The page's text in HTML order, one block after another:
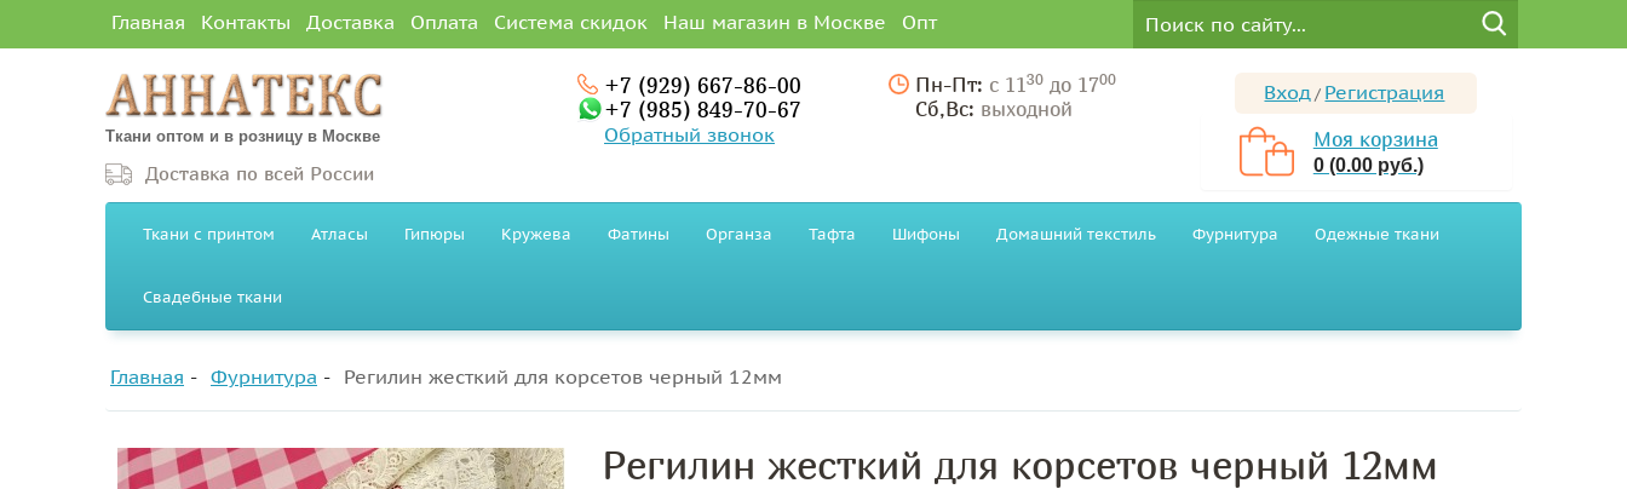
Главная Контакты Доставка Оплата Система скидок Наш магазин в Москве Опт
Ткани оптом и в розницу в Москве
Доставка по всей России
+7 (929) 667-86-00
+7 (985) 849-70-67
Обратный звонок
Пн-Пт: с 1130 до 1700
Сб,Вс: выходной
Вход / Регистрация
Моя корзина
0 (0.00 руб.)
Ткани с принтом Атласы Гипюры Кружева Фатины Органза Тафта Шифоны Домашний текстиль Фурнитура Одежные ткани
Свадебные ткани
Главная Фурнитура Регилин жесткий для корсетов черный 12мм
Регилин жесткий для корсетов черный 12мм